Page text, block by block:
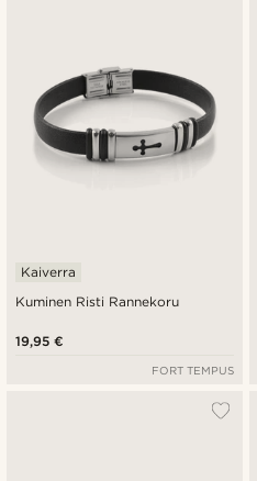
Kuminen Risti Rannekoru
Kaiverra
19,95 €
FORT TEMPUS